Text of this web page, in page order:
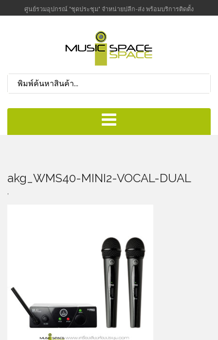
ศูนย์รวมอุปกรณ์ "ชุดประชุม" จำหน่ายปลีก-ส่ง พร้อมบริการติดตั้ง
akg_WMS40-MINI2-VOCAL-DUAL